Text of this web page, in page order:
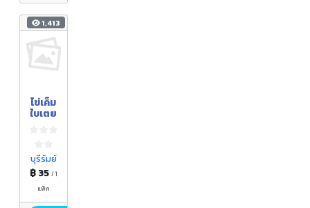
1,413
ไข่เค็ม
ใบเตย
บุรีรัมย์
฿ 35 / 1
แพ็ค